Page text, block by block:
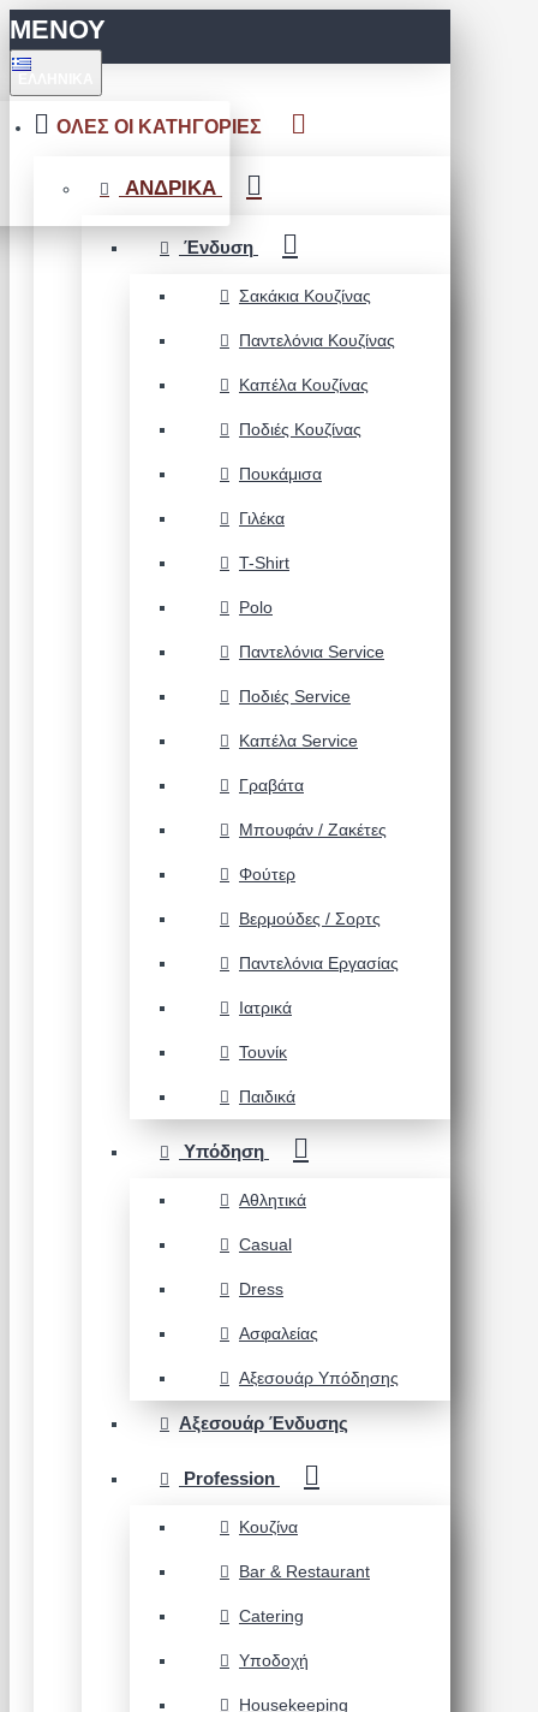
ΜΕΝΟΥ
ΟΛΕΣ ΟΙ ΚΑΤΗΓΟΡΙΕΣ
ΑΝΔΡΙΚΑ
Ένδυση
Σακάκια Κουζίνας
Παντελόνια Κουζίνας
Καπέλα Κουζίνας
Ποδιές Κουζίνας
Πουκάμισα
Γιλέκα
T-Shirt
Polo
Παντελόνια Service
Ποδιές Service
Καπέλα Service
Γραβάτα
Μπουφάν / Ζακέτες
Φούτερ
Βερμούδες / Σορτς
Παντελόνια Εργασίας
Ιατρικά
Τουνίκ
Παιδικά
Υπόδηση
Αθλητικά
Casual
Dress
Ασφαλείας
Αξεσουάρ Υπόδησης
Αξεσουάρ Ένδυσης
Profession
Κουζίνα
Bar & Restaurant
Catering
Υποδοχή
Housekeeping